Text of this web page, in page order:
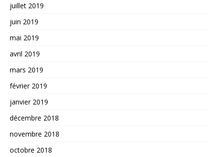
juillet 2019
juin 2019
mai 2019
avril 2019
mars 2019
février 2019
janvier 2019
décembre 2018
novembre 2018
octobre 2018